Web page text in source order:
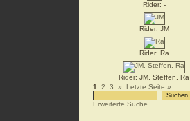
Rider: -
Rider: JM
Rider: Ra
Rider: JM, Steffen, Ra
1 2 3 » Letzte Seite »
Erweiterte Suche